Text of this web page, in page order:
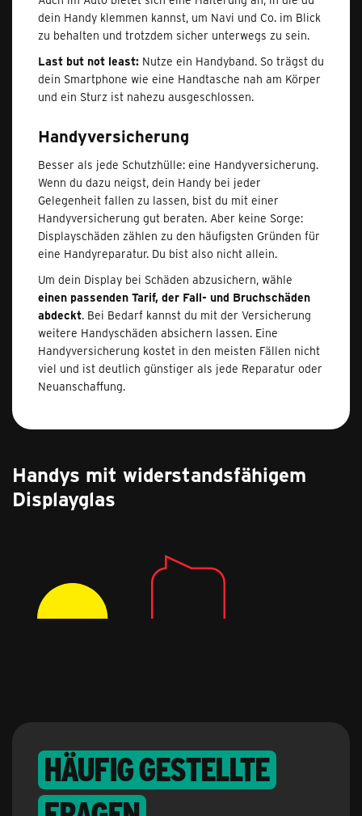
dein Handy klemmen kannst, um Navi und Co. im Blick
zu behalten und trotzdem sicher unterwegs zu sein.
Last but not least: Nutze ein Handyband. So trägst du
dein Smartphone wie eine Handtasche nah am Körper
und ein Sturz ist nahezu ausgeschlossen.
Handyversicherung
Besser als jede Schutzhülle: eine Handyversicherung.
Wenn du dazu neigst, dein Handy bei jeder
Gelegenheit fallen zu lassen, bist du mit einer
Handyversicherung gut beraten. Aber keine Sorge:
Displayschäden zählen zu den häufigsten Gründen für
eine Handyreparatur. Du bist also nicht allein.
Um dein Display bei Schäden abzusichern, wähle
einen passenden Tarif, der Fall- und Bruchschäden
abdeckt. Bei Bedarf kannst du mit der Versicherung
weitere Handyschäden absichern lassen. Eine
Handyversicherung kostet in den meisten Fällen nicht
viel und ist deutlich günstiger als jede Reparatur oder
Neuanschaffung.
Handys mit widerstandsfähigem
Displayglas
Häufig gestellte